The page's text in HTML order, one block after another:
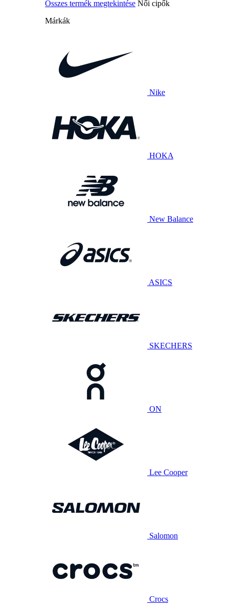
Összes termék megtekintése Női cipők
Márkák
Nike
HOKA
New Balance
ASICS
SKECHERS
ON
Lee Cooper
Salomon
Crocs